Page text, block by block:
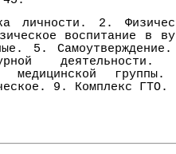
2.
воспитание в
5.
медицинской
9. Комплекс ГТО.